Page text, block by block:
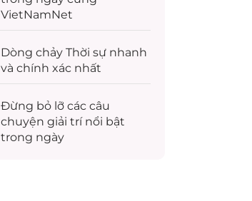
VietNamNet
Dòng chảy Thời sự nhanh
và chính xác nhất
Đừng bỏ lỡ các câu
chuyện giải trínổi bật
trong ngày